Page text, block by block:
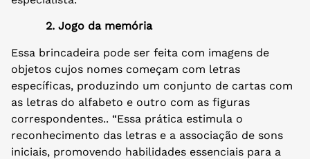
2. Jogo da memória
Essa brincadeira pode ser feita com imagens de
objetos cujos nomes começam com letras
específicas, produzindo um conjunto de cartas com
as letras do alfabeto e outro com as figuras
correspondentes.. “Essa prática estimula o
reconhecimento das letras e a associação de sons
iniciais, promovendo habilidades essenciais para a